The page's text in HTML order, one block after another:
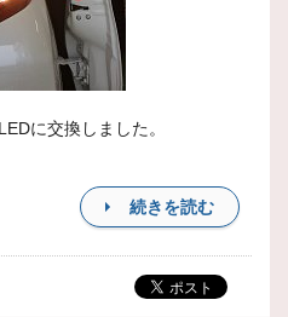
に交換しました。
続きを読む